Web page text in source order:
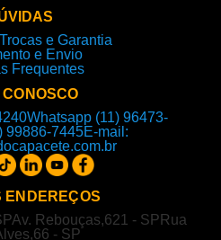
e Garantia
e Envio
Frequentes
CONOSCO
Whatsapp (11) 96473-
99886-7445E-mail:
ENDEREÇOS
Av. Rebouças,621 - SP Rua
- SP